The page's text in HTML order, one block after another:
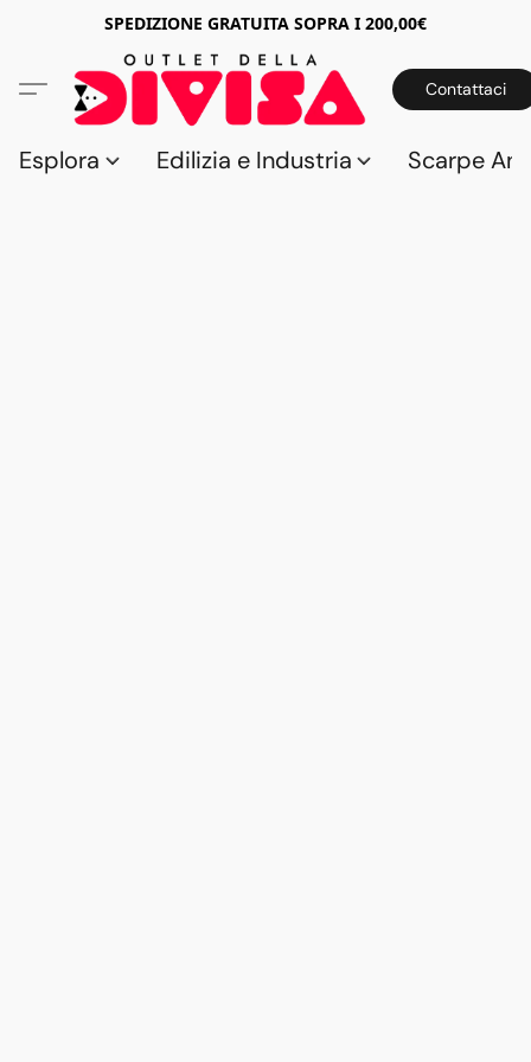
SPEDIZIONE GRATUITA SOPRA I 200,00€
Contattaci
Esplora Edilizia e Industria Scarpe